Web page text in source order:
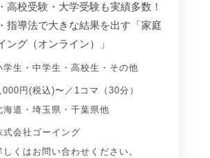
高校受験・大学受験も実績多数！
指導法で大きな結果を出す「家庭
ング（オンライン）」
学生 ・ 中学生 ・ 高校生 ・ その他
円(税込)〜／1コマ（30分）
海道 ・ 埼玉県 ・ 千葉県他
式会社ゴーイング
しくはお問い合わせください。